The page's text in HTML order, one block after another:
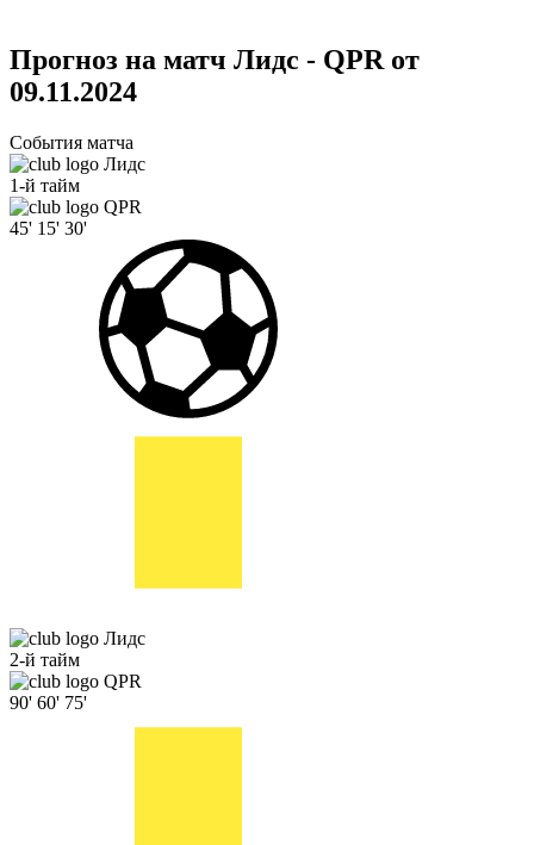
Прогноз на матч Лидс - QPR от
09.11.2024
События матча
Лидс
1-й тайм
QPR
45' 15' 30'
Лидс
2-й тайм
QPR
90' 60' 75'